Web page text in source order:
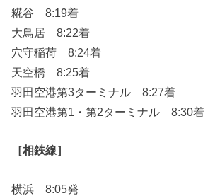
糀谷 8:19着
大鳥居 8:22着
穴守稲荷 8:24着
天空橋 8:25着
羽田空港第3ターミナル 8:27着
羽田空港第1・第2ターミナル 8:30着
［相鉄線］
横浜 8:05発